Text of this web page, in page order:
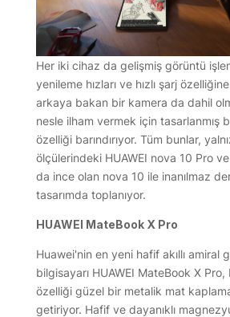
Her iki cihaz da gelişmiş görüntü
yenileme hızları ve hızlı şarj
arkaya bakan bir kamera da dahil
nesle ilham vermek için tasarlanmış
özelliği barındırıyor. Tüm bunlar,
ölçülerindeki HUAWEI nova 10 Pro
da ince olan nova 10 ile inanılmaz
tasarımda toplanıyor.
HUAWEI MateBook X Pro
Huawei'nin en yeni hafif akıllı amiral
bilgisayarı HUAWEI MateBook X
özelliği güzel bir metalik mat
getiriyor. Hafif ve dayanıklı